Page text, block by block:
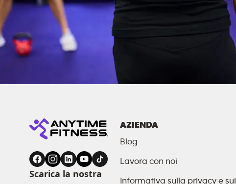
Scarica la nostra
AZIENDA
Blog
Lavora con noi
Informativa sulla privacy e sui